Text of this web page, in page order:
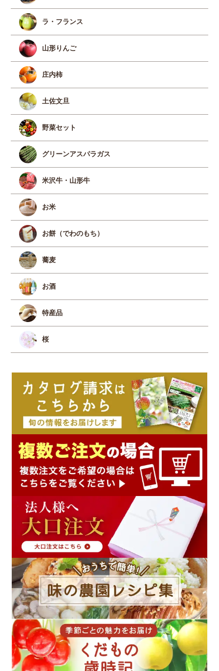
ラ・フランス
山形りんご
庄内柿
土佐文旦
野菜セット
グリーンアスパラガス
米沢牛・山形牛
お米
お餅（でわのもち）
蕎麦
お酒
特産品
桜